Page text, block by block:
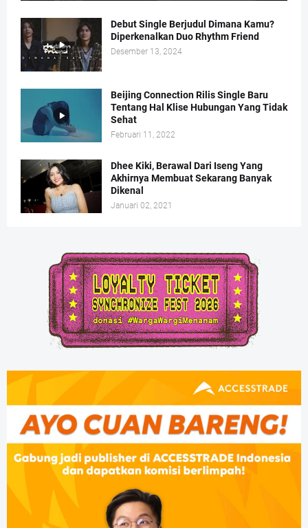
Debut Single Berjudul Dimana Kamu?
Diperkenalkan Duo Rhythm Friend
Desember 13, 2024
Beijing Connection Rilis Single Baru
Tentang Hal Klise Hubungan Yang Tidak
Sehat
Februari 11, 2022
Dhee Kiki, Berawal Dari Iseng Yang
Akhirnya Membuat Sekarang Banyak
Dikenal
Januari 02, 2021